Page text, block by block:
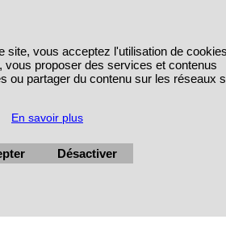
site, vous acceptez l'utilisation de
vous proposer des services et contenus
ou partager du contenu sur les réseaux
En savoir plus
Désactiver